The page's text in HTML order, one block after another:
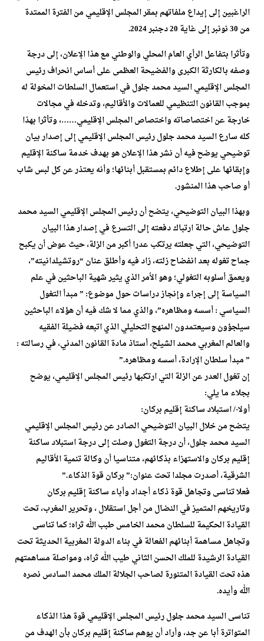
الراغبين إلى إيداع ملفاتهم بمقر المجلس الإقليمي من الفترة الممتدة
من 30 نونبر إلى غاية 20 دجنبر 2024.
وتأثرا بتفاعل الرأي العام المحلي والوطني مع هذا الإعلان، إلى درجة
وصفه بالكارثة الكبرى والفضيحة العظمى على أساس انحراف رئيس
المجلس الإقليمي السيد محمد جلول في استعمال السلطات المخولة له
بموجب القانون التنظيمي للعمالات والأقاليم، وتدخله في مجالات
خارجة عن اختصاصاته واختصاص المجلس الإقليمي……، وتأثرا بهذا
كله سارع السيد محمد جلول رئيس المجلس الإقليمي إلى إصدار بيان
توضيحي يوضح فيه أن نشر هذا الإعلان هو بهدف خدمة ساكنة الإقليم
وإبقائها على إطلاع دائم بمستقبل أبنائها؛ وأنه يعتذر عن كل لبس شاب
أو صاحب هذا المنشور.
وبهذا البيان التوضيحي، يتضح أن رئيس المجلس الإقليمي السيد محمد
جلول عاش حالة ارتباك دفعته إلى التسرع في إصدار هذا البيان
التوضيحي، التي جعلته يرتكب عدرا أكبر من الزلة، حيث عوض أن يكبح
جماح تغوله بعد انفضاح زلته، زاد فيه وأطلق عنان “روتشيلدانيته”،
ويعمق أسلوبه التغولي؛ وهو الأمر الذي يثير شهية الباحثين في علم
السياسة إلى إجراء وإنجاز دراسات حول موضوع: ” مبدأ التغول
السياسي : أسسه ومظاهره”، والذي مما لا شك فيه أن هؤلاء الباحثين
سيلجؤون وسيعتمدون المنهج التحليلي الذي اتبعه فضيلة الفقيه
والعالم المغربي محمد الشيلح، أستاذ مادة القانون المدني، في رسالته :
” مبدأ سلطان الإرادة، أسسه ومظاهره.”
إن تغول العدر عن الزلة التي ارتكبها رئيس المجلس الإقليمي، يوضح
بجلاء ما يلي:
أولا-/ استبلاد ساكنة إقليم بركان:
يتضح من خلال البيان التوضيحي الصادر عن رئيس المجلس الإقليمي
السيد محمد جلول، أن درجة التغول وصلت إلى درجة استبلاد ساكنة
إقليم بركان والاستهزاء بذكائهم، متناسيا أن وكالة تنمية الأقاليم
الشرقية، أصدرت مجلدا تحت عنوان:” بركان قوة الذكاء.”
فعلا تناسى وتجاهل قوة ذكاء أجداد وأباء ساكنة إقليم بركان
وتاريخهم المتميز في النضال من أجل استقلال ، وتحرير المغرب، تحت
القيادة الحكيمة للسلطان محمد الخامس طبب الله ثراه؛ كما تناسى
وتجاهل مساهمة أبنائهم الفعالة في بناء الدولة المغربية الحديثة تحت
القيادة الرشيدة للملك الحسن الثاني طيب الله ثراه، ومواصلة مساهمتهم
هذه تحت القيادة المتنورة لصاحب الجلالة الملك محمد السادس نصره
الله وأيده.
تناسى السيد محمد جلول رئيس المجلس الإقليمي قوة هذا الذكاء
المتواترة أبا عن جد، وأراد أن يوهم ساكنة إقليم بركان بأن الهدف من